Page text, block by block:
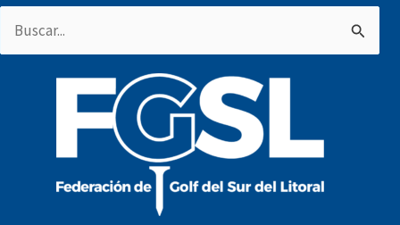
Buscar
por: